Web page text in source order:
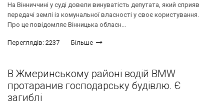
На Вінниччині у суді довели винуватість депутата, який сприяв
передачі землі із комунальної власності у своє користування.
Про це повідомляє Вінницька обласн...
Переглядів: 2237 Більше
В Жмеринському районі водій BMW
протаранив господарську будівлю. Є
загиблі